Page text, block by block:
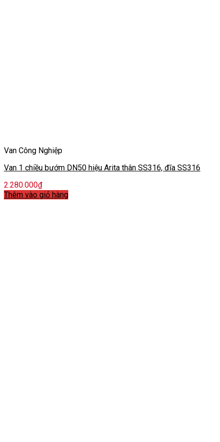
Van Công Nghiệp
Van 1 chiều bướm DN50 hiệu Arita thân SS316, đĩa SS316
2.280.000₫
Thêm vào giỏ hàng